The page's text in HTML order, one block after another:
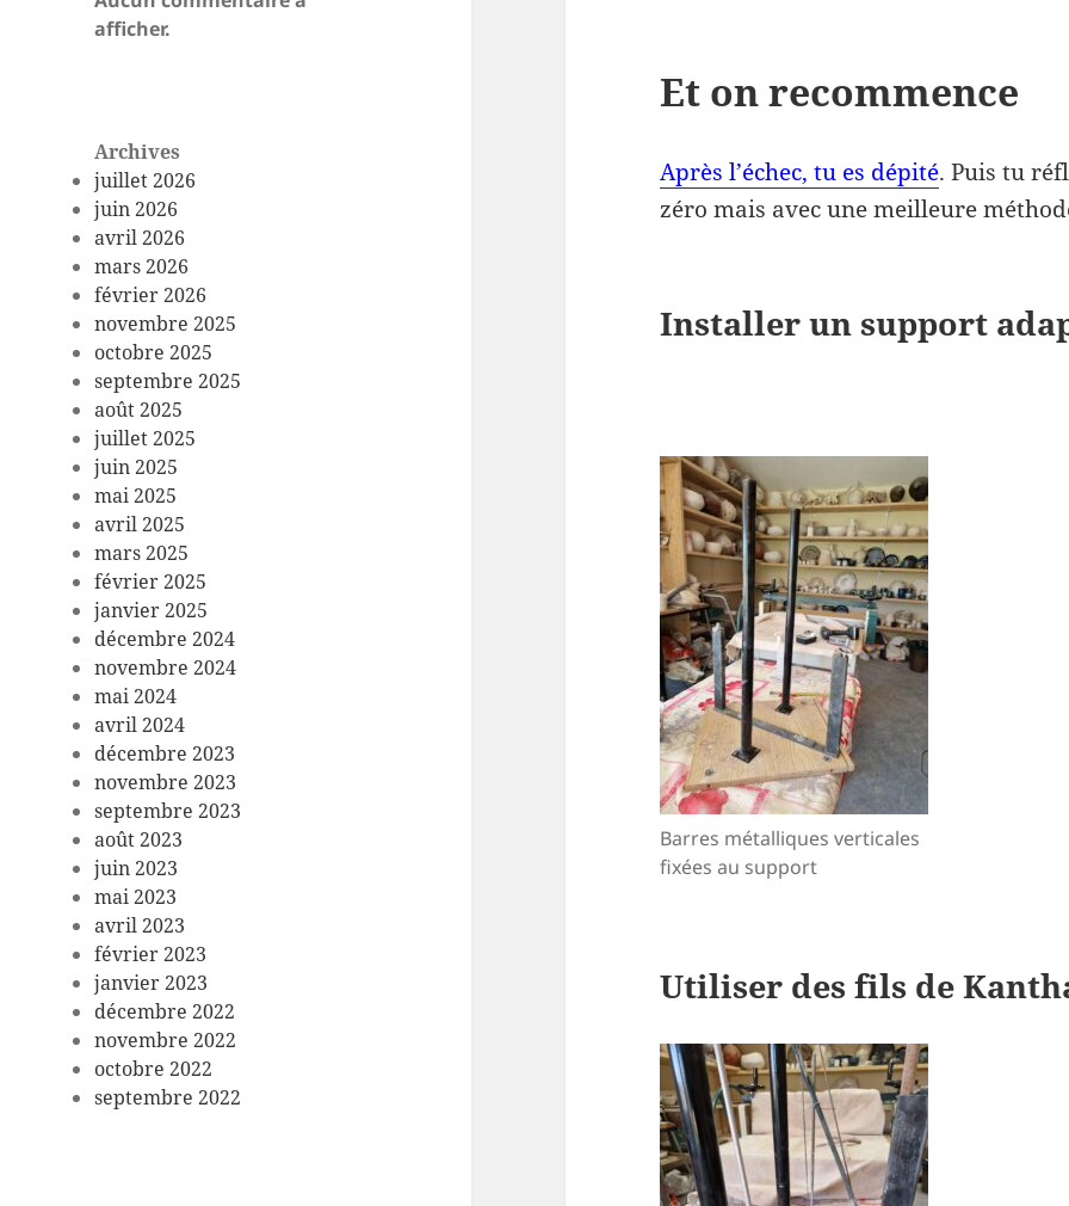
afficher.
Archives
juillet 2026
juin 2026
avril 2026
mars 2026
février 2026
novembre 2025
octobre 2025
septembre 2025
août 2025
juillet 2025
juin 2025
mai 2025
avril 2025
mars 2025
février 2025
janvier 2025
décembre 2024
novembre 2024
mai 2024
avril 2024
décembre 2023
novembre 2023
septembre 2023
août 2023
juin 2023
mai 2023
avril 2023
février 2023
janvier 2023
décembre 2022
novembre 2022
octobre 2022
septembre 2022
Et on recommence
Après l’échec, tu es dépité. Puis tu
zéro mais avec une meilleure
Installer un support
Barres métalliques verticales
fixées au support
Utiliser des fils de